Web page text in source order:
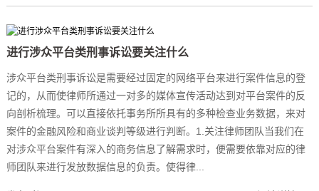
进行涉众平台类刑事诉讼要关注什么
涉众平台类刑事诉讼是需要经过固定的网络平台来进行案件信息的登
记的，从而使律师所通过一对多的媒体宣传活动达到对平台案件的反
向剖析梳理。可以直接依托事务所所具有的多种检查业务数据，来对
案件的金融风险和商业谈判等级进行判断。1.关注律师团队当我们在
对涉众平台案件有深入的商务信息了解需求时，便需要依靠对应的律
师团队来进行发放数据信息的负责。使得律...